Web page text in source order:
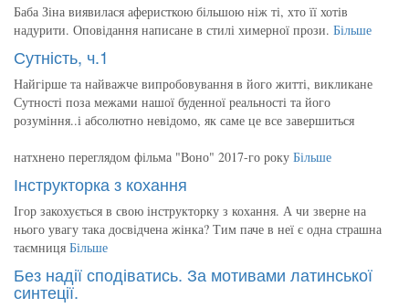
Баба Зіна виявилася аферисткою більшою ніж ті, хто її хотів
надурити. Оповідання написане в стилі химерної прози. Більше
Сутність, ч.1
Найгірше та найважче випробовування в його житті, викликане
Сутності поза межами нашої буденної реальності та його
розуміння..і абсолютно невідомо, як саме це все завершиться
натхнено переглядом фільма "Воно" 2017-го року Більше
Інструкторка з кохання
Ігор закохується в свою інструкторку з кохання. А чи зверне на
нього увагу така досвідчена жінка? Тим паче в неї є одна страшна
таємниця Більше
Без надії сподіватись. За мотивами латинської
синтеції.